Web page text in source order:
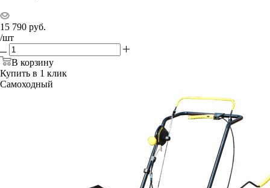
15 790 руб.
/шт
В корзину
Купить в 1 клик
Самоходный